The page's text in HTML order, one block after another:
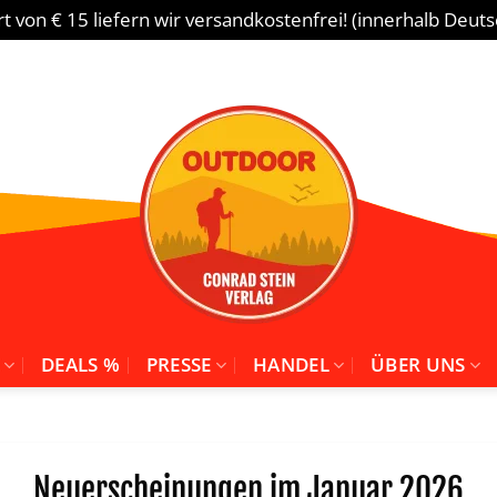
von € 15 liefern wir versandkostenfrei! (innerhalb
DEALS % PRESSE HANDEL ÜBER UNS